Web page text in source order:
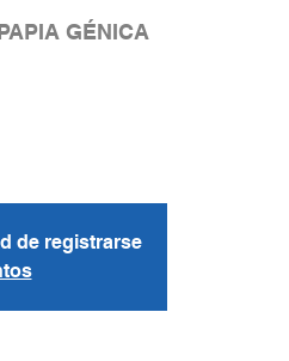
GÉNICA
de registrarse